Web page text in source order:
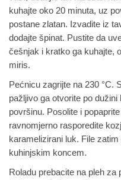
kuhajte oko 20 minuta, uz
postane zlatan. Izvadite iz
dodajte špinat. Pustite da
češnjak i kratko ga kuhajte,
miris.
Pećnicu zagrijte na 230 °C.
pažljivo ga otvorite po
površinu. Posolite i
ravnomjerno rasporedite
karamelizirani luk. File
kuhinjskim koncem.
Roladu prebacite na pleh za